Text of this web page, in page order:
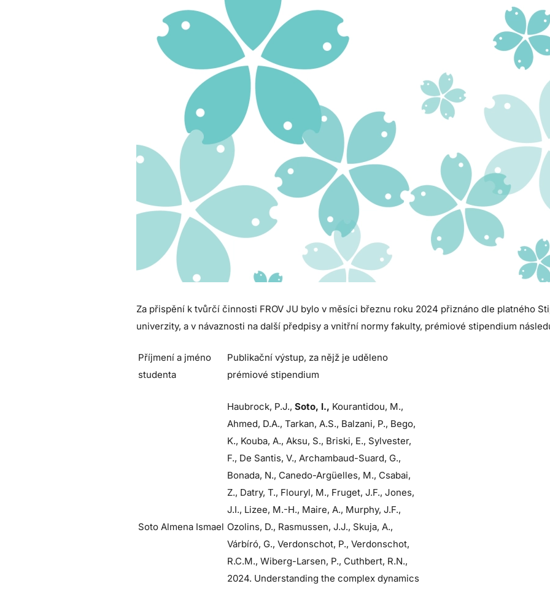
Za přispění k tvůrčí činnosti FROV JU bylo v měsíci březnu roku 2024 přiznáno dle platného
univerzity, a v návaznosti na další předpisy a vnitřní normy fakulty, prémiové stipendium
Příjmení a jméno
studenta
Publikační výstup, za nějž je uděleno
prémiové stipendium
Soto Almena Ismael
Haubrock, P.J., Soto, I., Kourantidou, M.,
Ahmed, D.A., Tarkan, A.S., Balzani, P., Bego,
K., Kouba, A., Aksu, S., Briski, E., Sylvester,
F., De Santis, V., Archambaud-Suard, G.,
Bonada, N., Canedo-Argüelles, M., Csabai,
Z., Datry, T., Flouryl, M., Fruget, J.F., Jones,
J.I., Lizee, M.-H., Maire, A., Murphy, J.F.,
Ozolins, D., Rasmussen, J.J., Skuja, A.,
Várbíró, G., Verdonschot, P., Verdonschot,
R.C.M., Wiberg-Larsen, P., Cuthbert, R.N.,
2024. Understanding the complex dynamics